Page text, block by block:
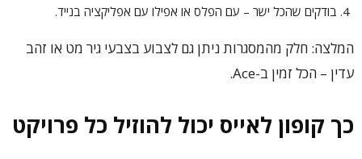
בודקים שהכל ישר – עם הפלס או אפילו עם אפליקציה בנייד.
המלצה: חלק מהמסגרות ניתן גם לצבוע בצבעי גיר מט או זהב
עדין – הכל זמין ב-Ace.
כך קופון לאייס יכול להוזיל כל פרויקט